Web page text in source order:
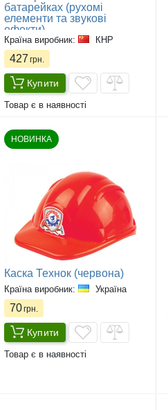
батарейках (рухомі
елементи та звукові
ефекти)
Країна виробник: КНР
427 грн.
Купити
Товар є в наявності
НОВИНКА
Каска Технок (червона)
Країна виробник: Україна
70грн.
Купити
Товар є в наявності